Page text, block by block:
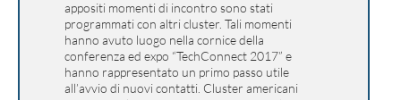
appositi momenti di incontro sono stati
programmati con altri cluster. Tali momenti
hanno avuto luogo nella cornice della
conferenza ed expo “TechConnect 2017” e
hanno rappresentato un primo passo utile
all’avvio di nuovi contatti. Cluster americani